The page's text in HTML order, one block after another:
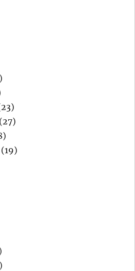
(27)
(19)